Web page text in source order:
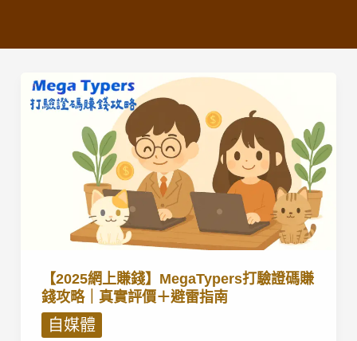
【2025網上賺錢】MegaTypers打驗證碼賺
錢攻略｜真實評價＋避雷指南
自媒體